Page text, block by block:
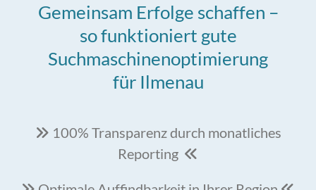
Gemeinsam Erfolge schaffen –
so funktioniert gute
Suchmaschinenoptimierung
für Ilmenau
 100% Transparenz durch monatliches
Reporting 